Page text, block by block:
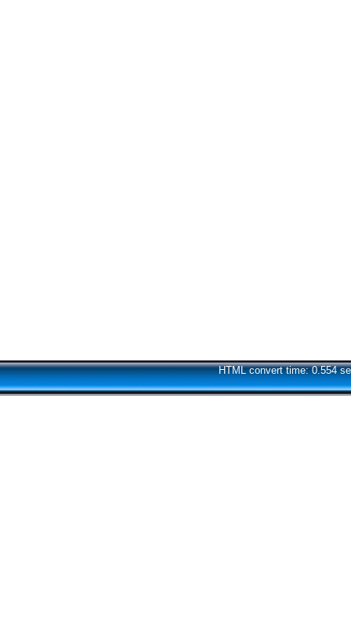
HTML convert time: 0.554